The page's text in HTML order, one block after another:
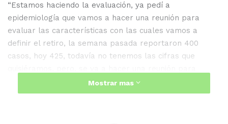
“Estamos haciendo la evaluación, ya pedí a
epidemiología que vamos a hacer una reunión para
evaluar las características con las cuales vamos a
definir el retiro, la semana pasada reportaron 400
casos, hoy 425, todavía no tenemos las cifras que
determinar en qué parámetro nos vamos a basar para
definir el retiro de cubre bocas” declaró el secretario.
Mostrar mas